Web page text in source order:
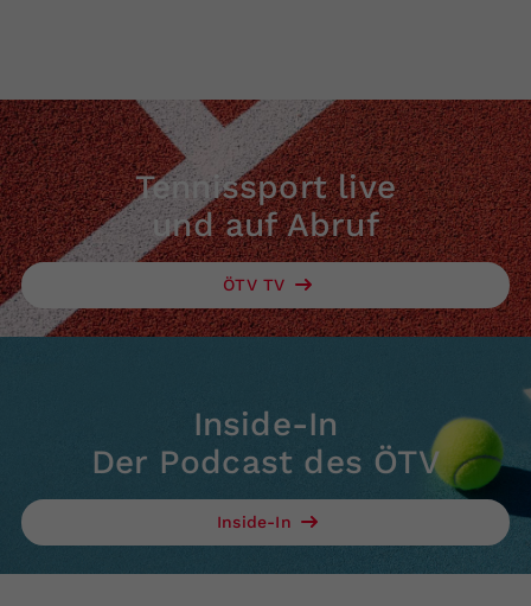
Tennissport live
und auf Abruf
ÖTV TV
Inside-In
Der Podcast des ÖTV
Inside-In